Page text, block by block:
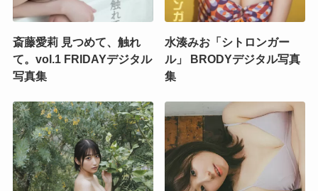
斎藤愛莉 見つめて、触れ
て。vol.1 FRIDAYデジタル
写真集
水湊みお「シトロンガー
ル」 BRODYデジタル写真
集